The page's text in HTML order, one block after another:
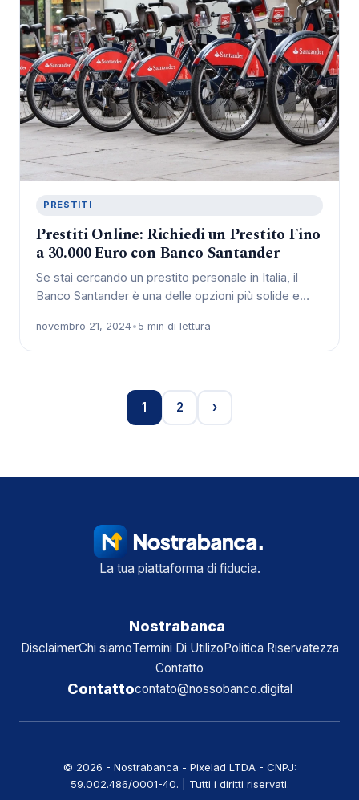
PRESTITI
Prestiti Online: Richiedi un Prestito Fino
a 30.000 Euro con Banco Santander
Se stai cercando un prestito personale in Italia, il
Banco Santander è una delle opzioni più solide e…
novembro 21, 2024• 5 min di lettura
1 2 ›
La tua piattaforma di fiducia.
Nostrabanca
DisclaimerChi siamoTermini Di UtilizoPolitica Riservatezza
Contatto
Contattocontato@nossobanco.digital
© 2026 - Nostrabanca - Pixelad LTDA - CNPJ:
59.002.486/0001-40. | Tutti i diritti riservati.